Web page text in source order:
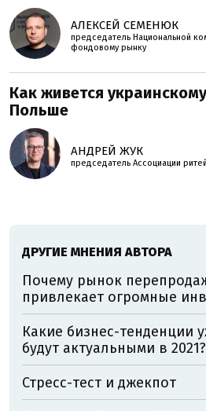
АЛЕКСЕЙ СЕМЕНЮК
председатель Национальной
фондовому рынку
Как живется
Польше
АНДРЕЙ ЖУК
председатель Ассоциации
ДРУГИЕ МНЕНИЯ АВТОРА
Почему рынок
привлекает огромные
Какие бизнес-тенденции
будут актуальными в 2021?
Стресс-тест и джекпот